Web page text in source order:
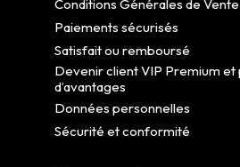
Conditions Générales de Vente
Paiements sécurisés
Satisfait ou remboursé
Devenir client VIP Premium et
d’avantages
Données personnelles
Sécurité et conformité